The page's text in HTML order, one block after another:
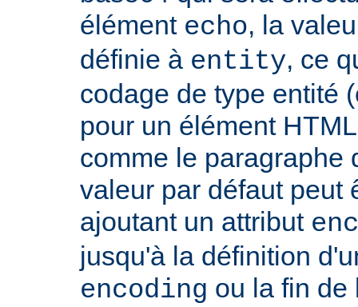
élément echo, la
définie à entity, ce
codage de type entité
pour un élément
comme le paragraphe
valeur par défaut peut
ajoutant un attribut
jusqu'à la définition
encoding ou la fin de